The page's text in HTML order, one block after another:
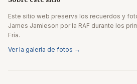
Este sitio web preserva los recuerdos y
James Jamieson por la RAF durante los
Fría.
Ver la galería de fotos →